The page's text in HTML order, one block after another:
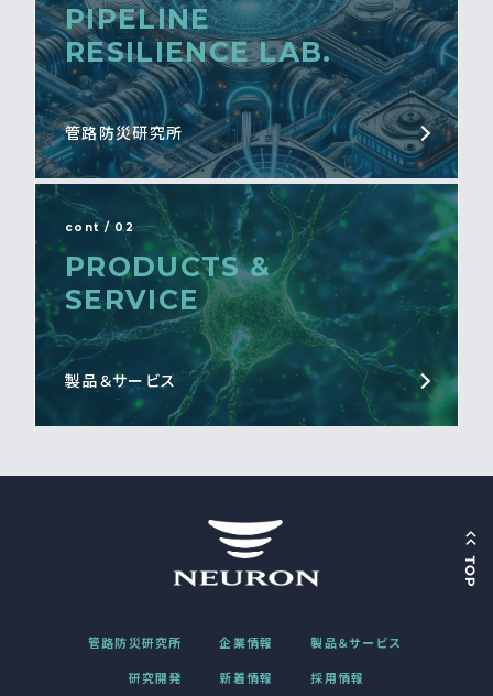
PIPELINE
RESILIENCE LAB.
管路防災研究所
cont / 02
PRODUCTS &
SERVICE
製品＆サービス
管路防災研究所 企業情報 製品＆サービス
研究開発 新着情報 採用情報